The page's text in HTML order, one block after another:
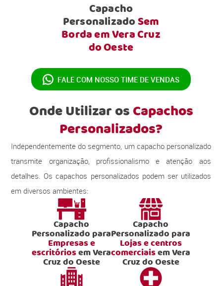
Capacho
PersonalizadoSem
Borda em Vera Cruz
do Oeste
FALE COM NOSSO TIME DE VENDAS
Onde Utilizar osCapachos
Personalizados?
Independentemente do segmento, um capacho personalizado
transmite organização, profissionalismo e atenção aos
detalhes. Os capachos personalizados podem ser utilizados
em diversos ambientes:
Capacho
Personalizado para
Empresas e
escritóriosem Vera
Cruz do Oeste
Capacho
Personalizado para
Lojas e centros
comerciaisem Vera
Cruz do Oeste